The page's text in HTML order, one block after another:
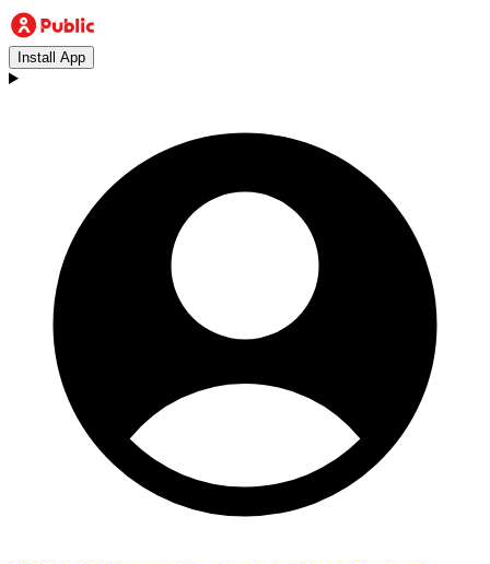
Install App